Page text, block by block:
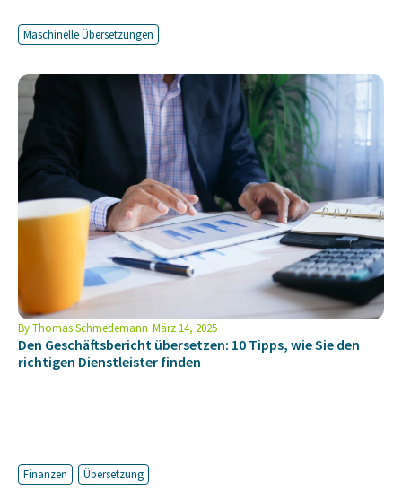
Maschinelle Übersetzungen
ByThomas Schmedemann März 14, 2025
Den Geschäftsbericht übersetzen: 10 Tipps, wie Sie den
richtigen Dienstleister finden
Finanzen Übersetzung